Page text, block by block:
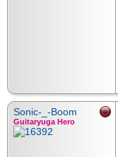
Sonic-_-Boom
Guitaryuga Hero